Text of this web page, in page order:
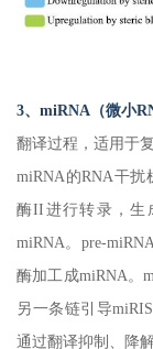
3、miRNA（微小
翻译过程，适用于
miRNA的RNA干扰
酶II进行转录，生
miRNA。pre-
酶加工成miRNA。
另一条链引导
通过翻译抑制、降